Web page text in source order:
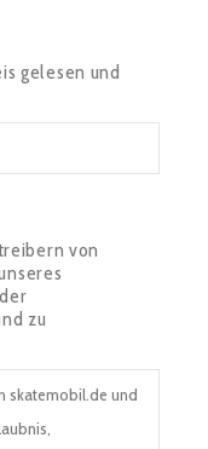
gelesen und
von
zu
skatemobil.de und